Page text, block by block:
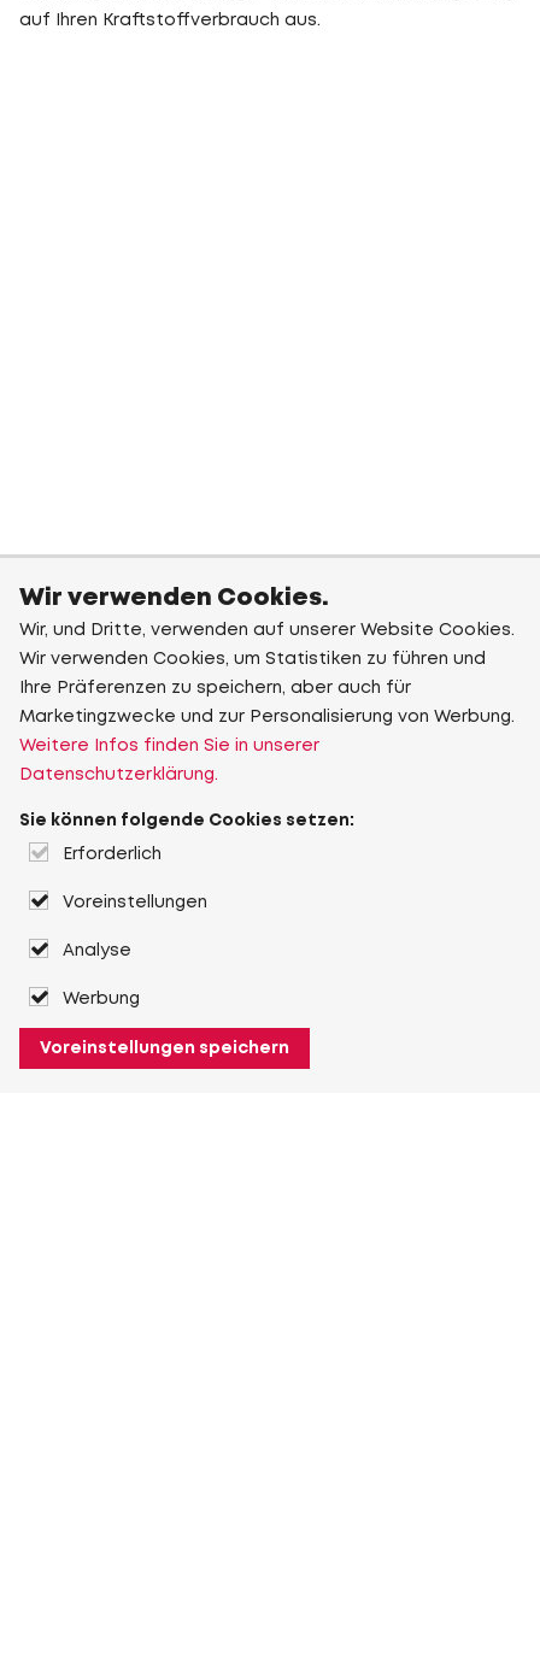
auf Ihren Kraftstoffverbrauch aus.
Wir verwenden Cookies.
Wir, und Dritte, verwenden auf unserer Website Cookies.
Wir verwenden Cookies, um Statistiken zu führen und
Ihre Präferenzen zu speichern, aber auch für
Marketingzwecke und zur Personalisierung von Werbung.
Weitere Infos finden Sie in unserer
Datenschutzerklärung.
Sie können folgende Cookies setzen:
Erforderlich
Voreinstellungen
Analyse
Werbung
Voreinstellungen speichern